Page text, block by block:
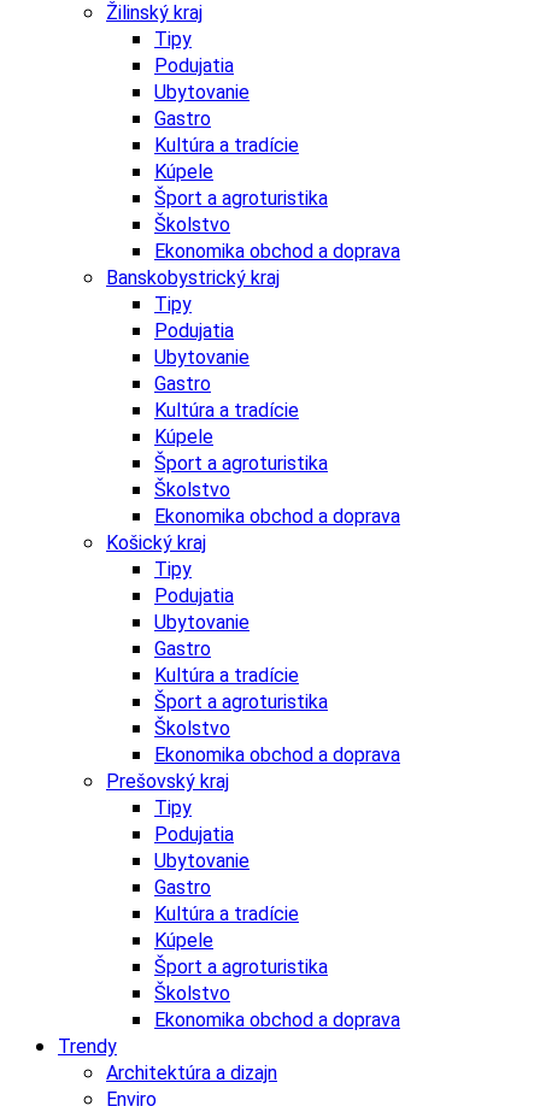
Žilinský kraj
Tipy
Podujatia
Ubytovanie
Gastro
Kultúra a tradície
Kúpele
Šport a agroturistika
Školstvo
Ekonomika obchod a doprava
Banskobystrický kraj
Tipy
Podujatia
Ubytovanie
Gastro
Kultúra a tradície
Kúpele
Šport a agroturistika
Školstvo
Ekonomika obchod a doprava
Košický kraj
Tipy
Podujatia
Ubytovanie
Gastro
Kultúra a tradície
Šport a agroturistika
Školstvo
Ekonomika obchod a doprava
Prešovský kraj
Tipy
Podujatia
Ubytovanie
Gastro
Kultúra a tradície
Kúpele
Šport a agroturistika
Školstvo
Ekonomika obchod a doprava
Trendy
Architektúra a dizajn
Enviro